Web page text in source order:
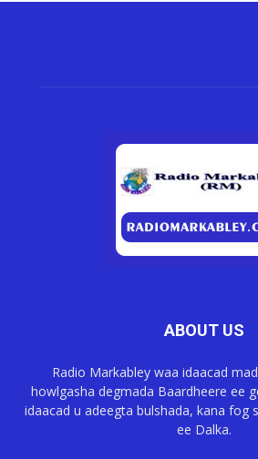
ABOUT US
Radio Markabley waa idaacad
howlgasha degmada Baardheere ee
idaacad u adeegta bulshada, kana fog
ee Dalka.